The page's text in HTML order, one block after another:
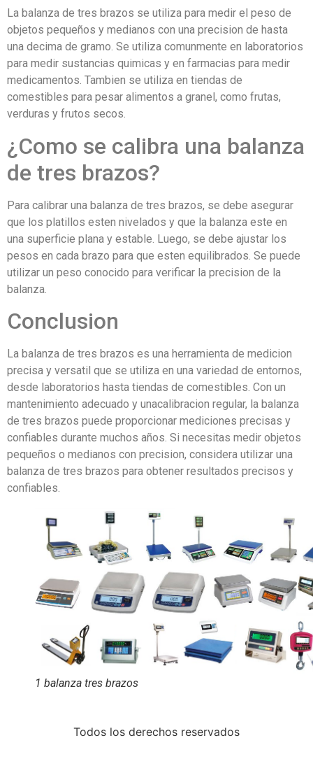
La balanza de tres brazos se utiliza para medir el peso de
objetos pequeños y medianos con una precision de hasta
una decima de gramo. Se utiliza comunmente en laboratorios
para medir sustancias quimicas y en farmacias para medir
medicamentos. Tambien se utiliza en tiendas de
comestibles para pesar alimentos a granel, como frutas,
verduras y frutos secos.
¿Como se calibra una balanza
de tres brazos?
Para calibrar una balanza de tres brazos, se debe asegurar
que los platillos esten nivelados y que la balanza este en
una superficie plana y estable. Luego, se debe ajustar los
pesos en cada brazo para que esten equilibrados. Se puede
utilizar un peso conocido para verificar la precision de la
balanza.
Conclusion
La balanza de tres brazos es una herramienta de medicion
precisa y versatil que se utiliza en una variedad de entornos,
desde laboratorios hasta tiendas de comestibles. Con un
mantenimiento adecuado y unacalibracion regular, la balanza
de tres brazos puede proporcionar mediciones precisas y
confiables durante muchos años. Si necesitas medir objetos
pequeños o medianos con precision, considera utilizar una
balanza de tres brazos para obtener resultados precisos y
confiables.
1 balanza tres brazos
Todos los derechos reservados